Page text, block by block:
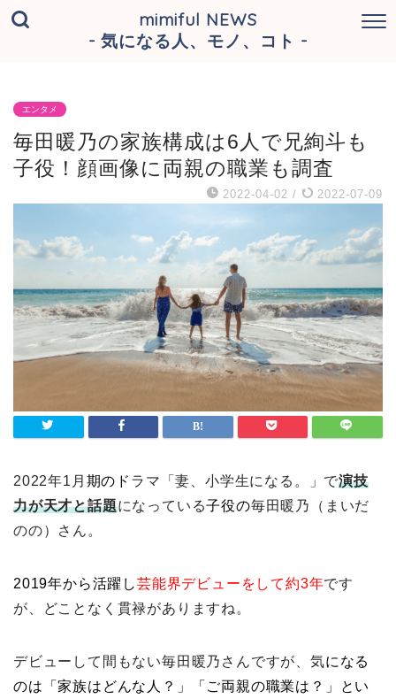
mimiful NEWS
- 気になる人、モノ、コト -
エンタメ
毎田暖乃の家族構成は6人で兄絢斗も
子役！顔画像に両親の職業も調査
2022-04-02 / 2022-07-09
2022年1月 期のド ラマ「妻、小学生になる。」で演技
力が天才と話題になっている子役の毎田暖乃（まいだ
のの）さん。
2019年から活躍し芸能界デビューをして約3年です
が、どことなく貫禄がありますね。
デビューして間もない毎田暖乃さんですが、気になる
のは「家族はどんな人？」「ご両親の職業は？」
とい